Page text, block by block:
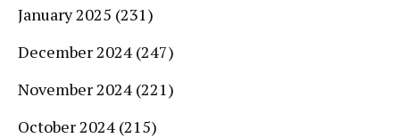
January 2025 (231)
December 2024 (247)
November 2024 (221)
October 2024 (215)